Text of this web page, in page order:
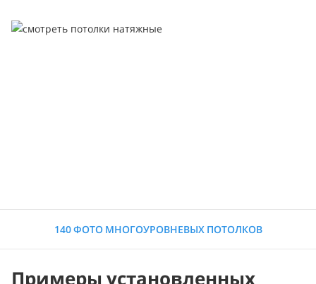
140 ФОТО МНОГОУРОВНЕВЫХ ПОТОЛКОВ
Примеры установленных